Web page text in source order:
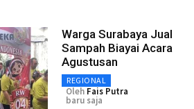
Warga Surabaya Jual
Sampah Biayai Acara
Agustusan
REGIONAL
Oleh Fais Putra
baru saja